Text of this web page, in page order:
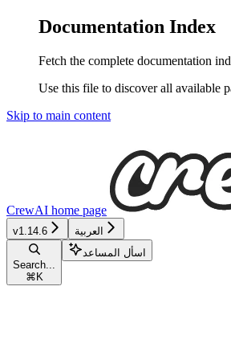
Documentation Index
Fetch the complete documentation
Use this file to discover all available
Skip to main content
CrewAI home page
v1.14.6 العربية
Search...
⌘ K
اسأل المساعد